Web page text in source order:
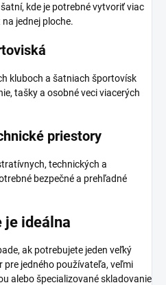
kde je potrebné vytvoriť viac
jednej ploche.
kluboch a šatniach športovísk
tašky a osobné veci viacerých
priestory
technických a
bezpečné a prehľadné
je ideálna
ak potrebujete jeden veľký
jedného používateľa, veľmi
alebo špecializované skladovanie